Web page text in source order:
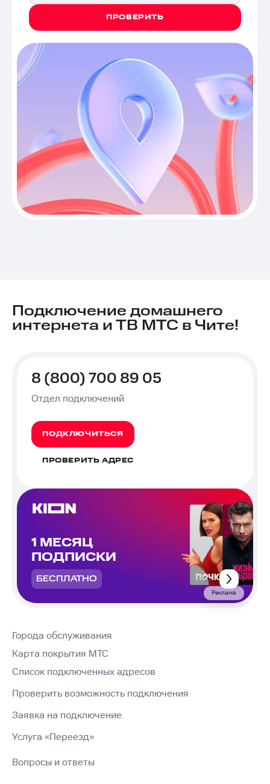
ПРОВЕРИТЬ
Подключение домашнего
интернета и ТВ МТС в Чите!
8 (800) 700 89 05
Отдел подключений
ПОДКЛЮЧИТЬСЯ
ПРОВЕРИТЬ АДРЕС
1 МЕСЯЦ
ПОДПИСКИ
БЕСПЛАТНО
Реклама
Города обслуживания
Карта покрытия МТС
Список подключенных адресов
Проверить возможность подключения
Заявка на подключение
Услуга «Переезд»
Вопросы и ответы